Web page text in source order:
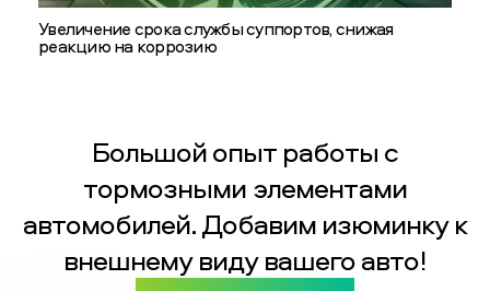
Увеличение срока службы суппортов, снижая
реакцию на коррозию
Большой опыт работы с
тормозными элементами
автомобилей. Добавим изюминку к
внешнему виду вашего авто!